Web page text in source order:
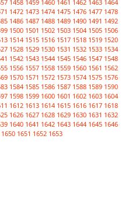
1458 1459 1460 1461 1462 1463 1464
1472 1473 1474 1475 1476 1477 1478
1486 1487 1488 1489 1490 1491 1492
1500 1501 1502 1503 1504 1505 1506
1514 1515 1516 1517 1518 1519 1520
1528 1529 1530 1531 1532 1533 1534
1542 1543 1544 1545 1546 1547 1548
1556 1557 1558 1559 1560 1561 1562
1570 1571 1572 1573 1574 1575 1576
1584 1585 1586 1587 1588 1589 1590
1598 1599 1600 1601 1602 1603 1604
1612 1613 1614 1615 1616 1617 1618
1626 1627 1628 1629 1630 1631 1632
1640 1641 1642 1643 1644 1645 1646
1650 1651 1652 1653